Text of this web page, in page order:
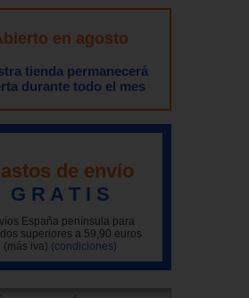
en agosto
tienda permanecerá
durante todo el mes
de envío
G R A T I S
España península para
superiores a 59,90 euros
(más iva) (condiciones)